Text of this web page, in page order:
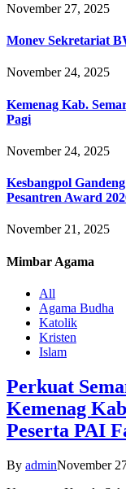
November 27, 2025
Monev Sekretariat
November 24, 2025
Kemenag Kab.
Pagi
November 24, 2025
Kesbangpol
Pesantren Award
November 21, 2025
Mimbar Agama
All
Agama Budha
Katolik
Kristen
Islam
Perkuat
Kemenag
Peserta PAI
By adminNovember